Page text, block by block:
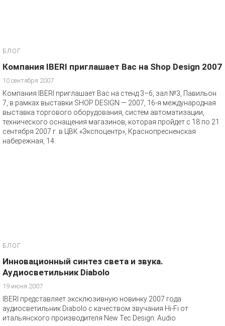
БЛОГ
Компания IBERI приглашает Вас на Shop Design 2007
10 сентября 2007
Компания IBERI приглашает Вас на стенд 3–6, зал №3, Павильон
7, в рамках выставки SHOP DESIGN — 2007, 16-я международная
выставка торгового оборудования, систем автоматизации,
технического оснащения магазинов, которая пройдет с 18 по 21
сентября 2007 г. в ЦВК «Экспоцентр», Краснопресненская
набережная, 14.
БЛОГ
Инновационный синтез света и звука.
Аудиосветильник Diabolo
19 июня 2007
IBERI представляет эксклюзивную новинку 2007 года
аудиосветильник Diabolo с качеством звучания Hi-Fi от
итальянского производителя New Tec Design: Audio